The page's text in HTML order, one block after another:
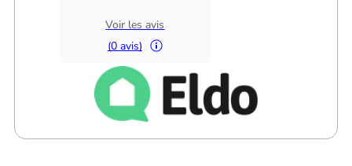
Voir les avis
(0 avis)